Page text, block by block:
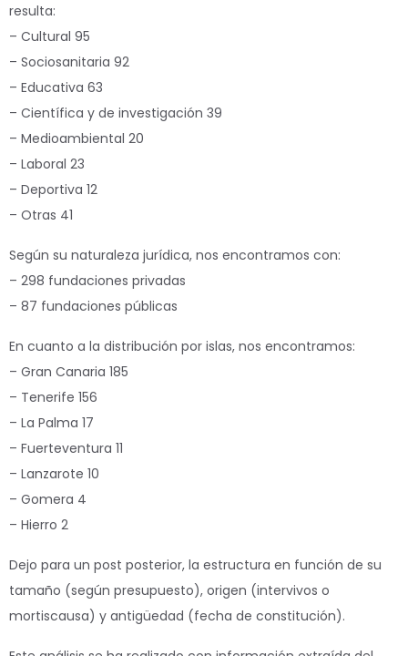
resulta:
– Cultural 95
– Sociosanitaria 92
– Educativa 63
– Científica y de investigación 39
– Medioambiental 20
– Laboral 23
– Deportiva 12
– Otras 41
Según su naturaleza jurídica, nos encontramos con:
– 298 fundaciones privadas
– 87 fundaciones públicas
En cuanto a la distribución por islas, nos encontramos:
– Gran Canaria 185
– Tenerife 156
– La Palma 17
– Fuerteventura 11
– Lanzarote 10
– Gomera 4
– Hierro 2
Dejo para un post posterior, la estructura en función de su
tamaño (según presupuesto), origen (intervivos o
mortiscausa) y antigüedad (fecha de constitución).